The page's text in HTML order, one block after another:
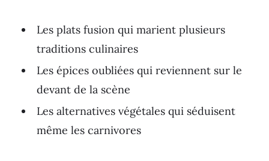
Les plats fusion qui marient plusieurs
traditions culinaires
Les épices oubliées qui reviennent sur le
devant de la scène
Les alternatives végétales qui séduisent
même les carnivores